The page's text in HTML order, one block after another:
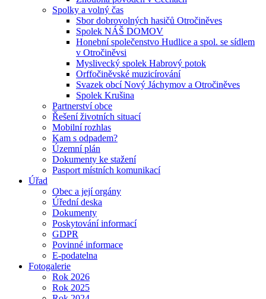
Spolky a volný čas
Sbor dobrovolných hasičů Otročiněves
Spolek NÁŠ DOMOV
Honební společenstvo Hudlice a spol. se sídlem
v Otročiněvsi
Myslivecký spolek Habrový potok
Orffočiněvské muzicírování
Svazek obcí Nový Jáchymov a Otročiněves
Spolek Krušina
Partnerství obce
Řešení životních situací
Mobilní rozhlas
Kam s odpadem?
Územní plán
Dokumenty ke stažení
Pasport místních komunikací
Úřad
Obec a její orgány
Úřední deska
Dokumenty
Poskytování informací
GDPR
Povinné informace
E-podatelna
Fotogalerie
Rok 2026
Rok 2025